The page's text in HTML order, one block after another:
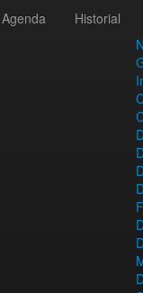
Agenda Historial